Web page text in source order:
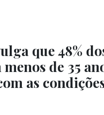
que 48%
de 35
as